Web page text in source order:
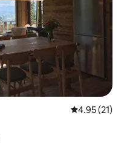
レビュー21
4.95 (21)